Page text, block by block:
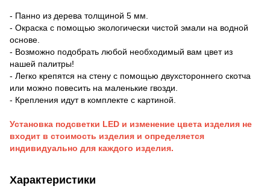
- Панно из дерева толщиной 5 мм.
- Окраска с помощью экологически чистой эмали на водной
основе.
- Возможно подобрать любой необходимый вам цвет из
нашей палитры!
- Легко крепятся на стену с помощью двухстороннего скотча
или можно повесить на маленькие гвозди.
- Крепления идут в комплекте с картиной.
Установка подсветки LED и изменение цвета изделия не
входит в стоимость изделия и определяется
индивидуально для каждого изделия.
Характеристики